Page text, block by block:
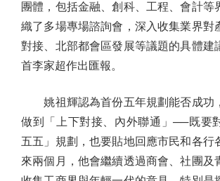
團體，包括金融、創科、工程、會計等
織了多場專場諮詢會，深入收集業界對
對接、北部都會區發展等議題的具體建
首李家超作出匯報。
姚祖輝認為首份五年規劃能否成功
做到「上下對接、內外聯通」──既要
五五」規劃，也要貼地回應市民和各行
來兩個月，他會繼續透過商會、社團及